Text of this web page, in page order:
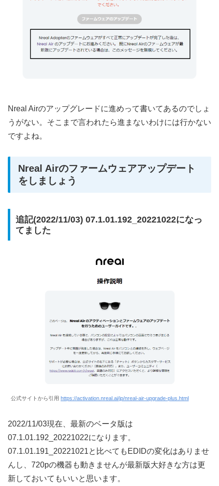
Nreal Airのアップグレードに進めって書いてあるのでしょ
うがない。そこまで言われたら進まないわけには行かない
ですよね。
Nreal Airのファームウェアアップデート
をしましょう
追記(2022/11/03) 07.1.01.192_20221022になっ
てました
公式サイトから引用 https://activation.nreal.ai/jp/nreal-air-upgrade-plus.html
2022/11/03現在、最新のベータ版は
07.1.01.192_20221022になります。
07.1.01.191_20221021と比べてもEDIDの変化はありませ
んし、720pの機器も動きませんが最新版大好きな方は更
新しておいてもいいと思います。